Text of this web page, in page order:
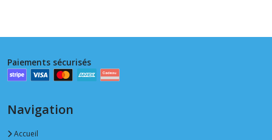
Paiements sécurisés
Navigation
Accueil